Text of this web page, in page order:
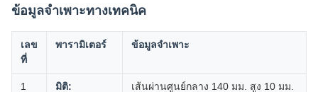
ข้อมูลจำเพาะทางเทคนิค
เลข
ที่
พารามิเตอร์ ข้อมูลจำเพาะ
1 มิติ:
เส้นผ่านศูนย์กลาง 140 มม. สูง 10 มม.